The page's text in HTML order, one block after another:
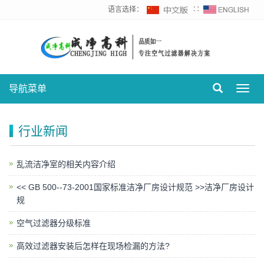
语言选择： ∷
导航菜单
行业新闻
乱流洁净室的相关内容介绍
<< GB 500--73-2001国家标准洁净厂房设计规范 >>洁净厂房设计
规
空气过滤器分级标准
高效过滤器安装后怎样在现场检漏的方法?